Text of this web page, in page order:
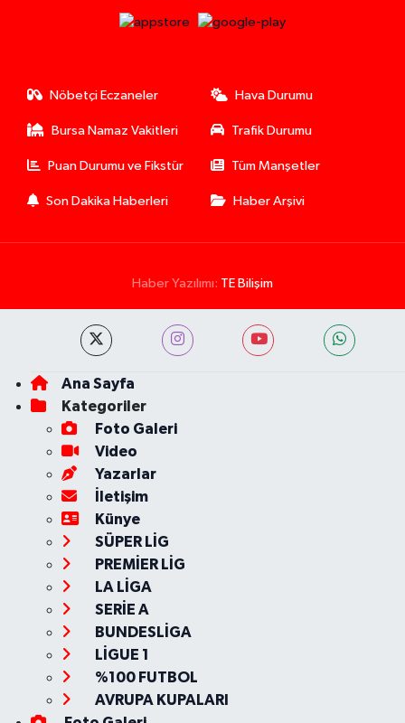
Nöbetçi Eczaneler Hava Durumu
Bursa Namaz Vakitleri Trafik Durumu
Puan Durumu ve Fikstür Tüm Manşetler
Son Dakika Haberleri Haber Arşivi
Haber Yazılımı: TE Bilişim
Ana Sayfa
Kategoriler
Foto Galeri
Video
Yazarlar
İletişim
Künye
SÜPER LİG
PREMİER LİG
LA LİGA
SERİE A
BUNDESLİGA
LİGUE 1
%100 FUTBOL
AVRUPA KUPALARI